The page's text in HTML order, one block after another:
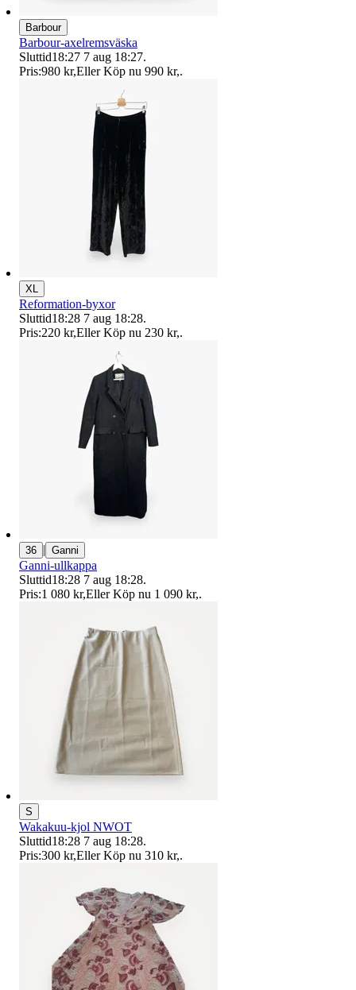
Barbour
Barbour-axelremsväska
Sluttid18:27 7 aug 18:27.
Pris:980 kr,Eller Köp nu 990 kr,.
XL
Reformation-byxor
Sluttid18:28 7 aug 18:28.
Pris:220 kr,Eller Köp nu 230 kr,.
36 | Ganni
Ganni-ullkappa
Sluttid18:28 7 aug 18:28.
Pris:1 080 kr,Eller Köp nu 1 090 kr,.
S
Wakakuu-kjol NWOT
Sluttid18:28 7 aug 18:28.
Pris:300 kr,Eller Köp nu 310 kr,.